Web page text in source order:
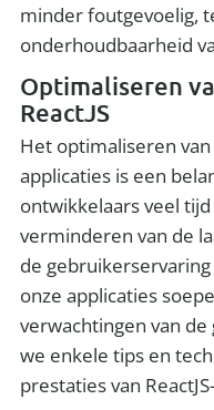
minder foutgevoelig,
onderhoudbaarheid
Optimaliseren
ReactJS
Het optimaliseren van
applicaties is een
ontwikkelaars veel
verminderen van de
de
onze applicaties
verwachtingen van
we enkele tips en
prestaties van